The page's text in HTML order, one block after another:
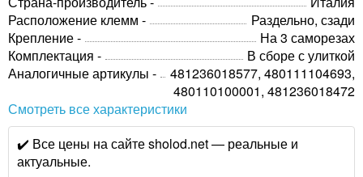
Расположение клемм -
Раздельно, сзади
Крепление -
На 3 саморезах
Комплектация -
В сборе с улиткой
Аналогичные артикулы -
481236018577, 480111104693,
480110100001, 481236018472
Смотреть все характеристики
✔️ Все цены на сайте sholod.net — реальные и
актуальные.